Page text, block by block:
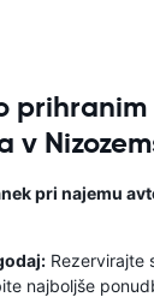
v
pri najemu
Rezervirajte
najboljše